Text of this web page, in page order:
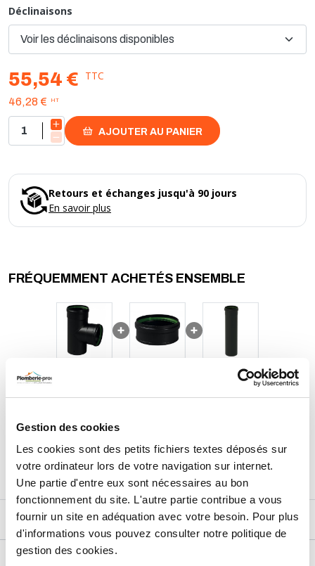
Gestion des cookies
Les cookies sont des petits fichiers textes déposés sur
votre ordinateur lors de votre navigation sur internet.
Une partie d'entre eux sont nécessaires au bon
fonctionnement du site. L'autre partie contribue a vous
fournir un site en adéquation avec votre besoin. Pour plus
d'informations vous pouvez consulter notre politique de
gestion des cookies.
Déclinaisons
55,54 € TTC
46,28 € HT
AJOUTER AU PANIER
Retours et échanges jusqu'à 90 jours
En savoir plus
FRÉQUEMMENT ACHETÉS ENSEMBLE
Prix total de la sélection : 130,38€
AJOUTER
DESCRIPTIF
DÉTAILS TECHNIQUES